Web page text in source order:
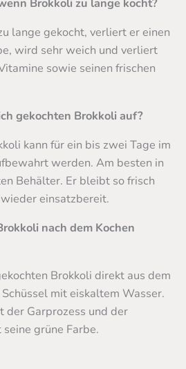
lange gekocht, verliert er einen
wird sehr weich und verliert
sowie seinen frischen
gekochten Brokkoli auf?
kann für ein bis zwei Tage im
werden. Am besten in
Behälter. Er bleibt so frisch
einsatzbereit.
nach dem Kochen
Brokkoli direkt aus dem
mit eiskaltem Wasser.
der Garprozess und der
grüne Farbe.